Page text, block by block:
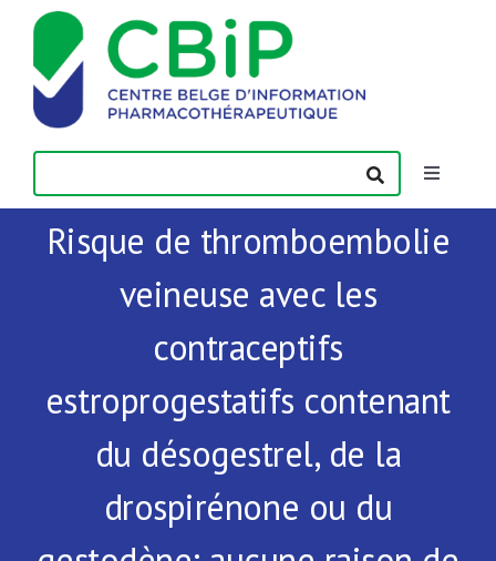
Passer
contenu
Toggle
Actualités
À propos de nous
Risque de thromboembolie
veineuse avec les
contraceptifs
estroprogestatifs contenant
du désogestrel, de la
drospirénone ou du